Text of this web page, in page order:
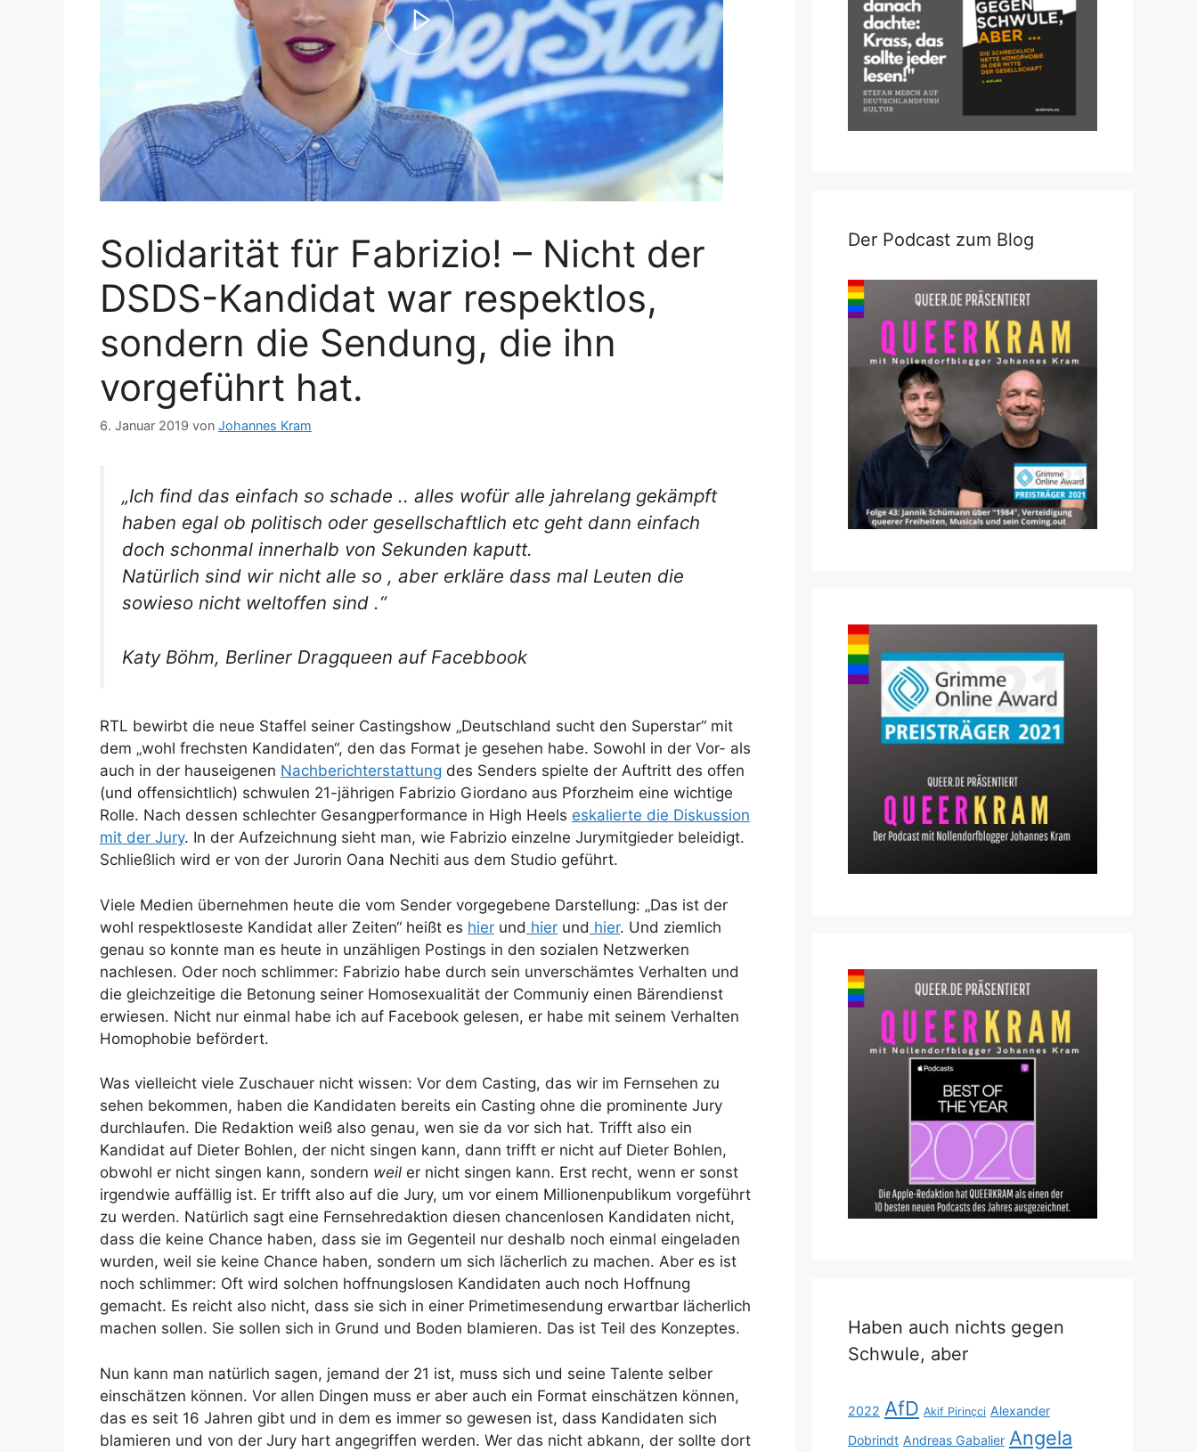
Solidarität für Fabrizio! – Nicht der
DSDS-Kandidat war respektlos,
sondern die Sendung, die ihn
vorgeführt hat.
6. Januar 2019 von Johannes Kram
„Ich find das einfach so schade .. alles wofür alle jahrelang gekämpft
haben egal ob politisch oder gesellschaftlich etc geht dann einfach
doch schonmal innerhalb von Sekunden kaputt.
Natürlich sind wir nicht alle so , aber erkläre dass mal Leuten die
sowieso nicht weltoffen sind .“
Katy Böhm, Berliner Dragqueen auf Facebbook
RTL bewirbt die neue Staffel seiner Castingshow „Deutschland sucht den Superstar“ mit
dem „wohl frechsten Kandidaten“, den das Format je gesehen habe. Sowohl in der Vor- als
auch in der hauseigenen Nachberichterstattung des Senders spielte der Auftritt des offen
(und offensichtlich) schwulen 21-jährigen Fabrizio Giordano aus Pforzheim eine wichtige
Rolle. Nach dessen schlechter Gesangperformance in High Heels eskalierte die Diskussion
mit der Jury. In der Aufzeichnung sieht man, wie Fabrizio einzelne Jurymitgieder beleidigt.
Schließlich wird er von der Jurorin Oana Nechiti aus dem Studio geführt.
Viele Medien übernehmen heute die vom Sender vorgegebene Darstellung: „Das ist der
wohl respektloseste Kandidat aller Zeiten“ heißt es hier und hier und hier. Und ziemlich
genau so konnte man es heute in unzähligen Postings in den sozialen Netzwerken
nachlesen. Oder noch schlimmer: Fabrizio habe durch sein unverschämtes Verhalten und
die gleichzeitige die Betonung seiner Homosexualität der Communiy einen Bärendienst
erwiesen. Nicht nur einmal habe ich auf Facebook gelesen, er habe mit seinem Verhalten
Homophobie befördert.
Was vielleicht viele Zuschauer nicht wissen: Vor dem Casting, das wir im Fernsehen zu
sehen bekommen, haben die Kandidaten bereits ein Casting ohne die prominente Jury
durchlaufen. Die Redaktion weiß also genau, wen sie da vor sich hat. Trifft also ein
Kandidat auf Dieter Bohlen, der nicht singen kann, dann trifft er nicht auf Dieter Bohlen,
obwohl er nicht singen kann, sondern weil er nicht singen kann. Erst recht, wenn er sonst
irgendwie auffällig ist. Er trifft also auf die Jury, um vor einem Millionenpublikum vorgeführt
zu werden. Natürlich sagt eine Fernsehredaktion diesen chancenlosen Kandidaten nicht,
dass die keine Chance haben, dass sie im Gegenteil nur deshalb noch einmal eingeladen
wurden, weil sie keine Chance haben, sondern um sich lächerlich zu machen. Aber es ist
noch schlimmer: Oft wird solchen hoffnungslosen Kandidaten auch noch Hoffnung
gemacht. Es reicht also nicht, dass sie sich in einer Primetimesendung erwartbar lächerlich
machen sollen. Sie sollen sich in Grund und Boden blamieren. Das ist Teil des Konzeptes.
Nun kann man natürlich sagen, jemand der 21 ist, muss sich und seine Talente selber
einschätzen können. Vor allen Dingen muss er aber auch ein Format einschätzen können,
das es seit 16 Jahren gibt und in dem es immer so gewesen ist, dass Kandidaten sich
blamieren und von der Jury hart angegriffen werden. Wer das nicht abkann, der sollte dort
Der Podcast zum Blog
Haben auch nichts gegen
Schwule, aber
2022 AfD Akif Pirinçci Alexander
Dobrindt Andreas Gabalier Angela